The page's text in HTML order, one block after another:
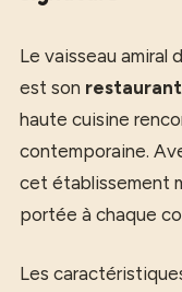
Le vaisseau amiral
est son
haute cuisine
contemporaine.
cet établissement
portée à chaque
Les